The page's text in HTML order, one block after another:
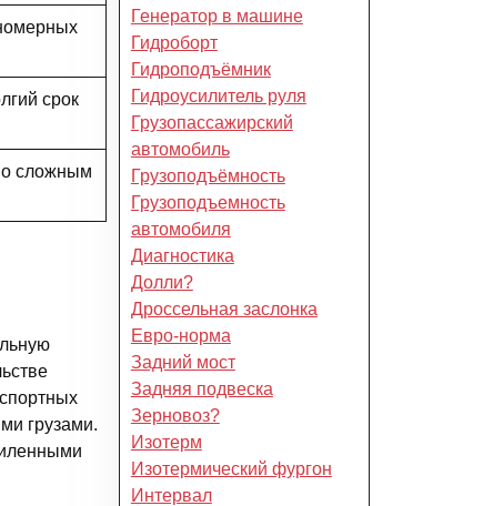
срок
сложным
грузами.
Генератор в машине
Гидроборт
Гидроподъёмник
Гидроусилитель руля
Грузопассажирский
автомобиль
Грузоподъёмность
Грузоподъемность
автомобиля
Диагностика
Долли?
Дроссельная заслонка
Евро-норма
Задний мост
Задняя подвеска
Зерновоз?
Изотерм
Изотермический фургон
Интервал